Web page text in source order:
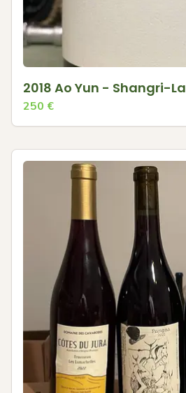
2018 Ao Yun - Shangri-La
250 €